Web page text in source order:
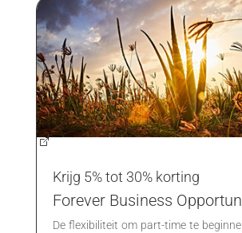
Krijg 5% tot 30% korting
Forever Business
De flexibiliteit om part-time te